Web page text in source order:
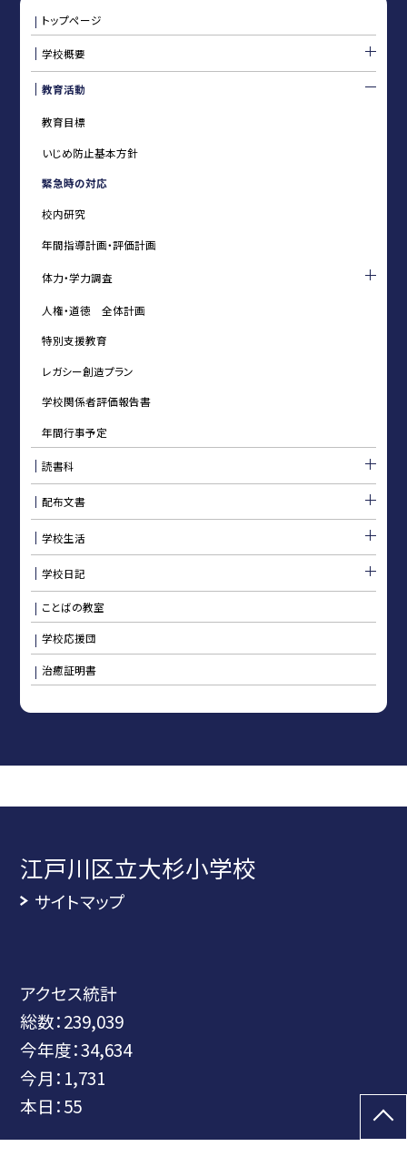
トップページ
学校概要
教育活動
教育目標
いじめ防止基本方針
緊急時の対応
校内研究
年間指導計画・評価計画
体力・学力調査
人権・道徳 全体計画
特別支援教育
レガシー創造プラン
学校関係者評価報告書
年間行事予定
読書科
配布文書
学校生活
学校日記
ことばの教室
学校応援団
治癒証明書
江戸川区立大杉小学校
サイトマップ
アクセス統計
総数：239,039
今年度：34,634
今月： 1,731
本日：55